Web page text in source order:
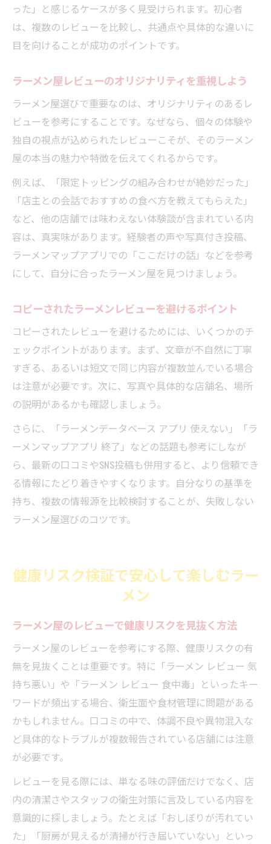
った」と感じるケースが多く見受けられます。初心者
は、複数のレビューを比較し、共通点や具体的な違いに
目を向けることが成功のポイントです。
ラーメン屋レビューのオリジナリティを重視しよう
ラーメン屋選びで重要なのは、オリジナリティのあるレ
ビューを参考にすることです。なぜなら、個々の体験や
独自の視点が込められたレビューこそが、そのラーメン
屋の本当の魅力や特徴を伝えてくれるからです。
例えば、「限定トッピングの組み合わせが絶妙だった」
「店主との会話でおすすめの食べ方を教えてもらえた」
など、他の店舗では味わえない体験談が含まれている内
容は、真実味があります。経験者の声や写真付き投稿、
ラーメンマップアプリでの「ここだけの話」などを参考
にして、自分に合ったラーメン屋を見つけましょう。
コピーされたラーメンレビューを避けるポイント
コピーされたレビューを避けるためには、いくつかのチ
ェックポイントがあります。まず、文章が不自然に丁寧
すぎる、あるいは短文で同じ内容が複数並んでいる場合
は注意が必要です。次に、写真や具体的な店舗名、場所
の説明があるかも確認しましょう。
さらに、「ラーメンデータベース アプリ 使えない」「ラ
ーメンマップアプリ 終了」などの話題も参考にしなが
ら、最新の口コミやSNS投稿も併用すると、より信頼でき
る情報にたどり着きやすくなります。自分なりの基準を
持ち、複数の情報源を比較検討することが、失敗しない
ラーメン屋選びのコツです。
健康リスク検証で安心して楽しむラー
メン
ラーメン屋のレビューで健康リスクを見抜く方法
ラーメン屋のレビューを参考にする際、健康リスクの有
無を見抜くことは重要です。特に「ラーメン レビュー 気
持ち悪い」や「ラーメン レビュー 食中毒」といったキー
ワードが頻出する場合、衛生面や食材管理に問題がある
かもしれません。口コミの中で、体調不良や異物混入な
ど具体的なトラブルが複数報告されている店舗には注意
が必要です。
レビューを見る際には、単なる味の評価だけでなく、店
内の清潔さやスタッフの衛生対策に言及している内容を
意識的に探しましょう。たとえば「おしぼりが汚れてい
た」「厨房が見えるが清掃が行き届いていない」といっ